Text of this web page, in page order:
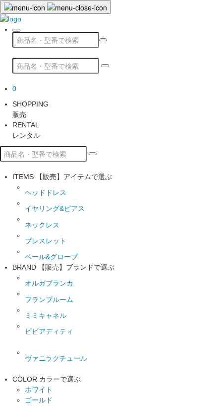
0
SHOPPING
販売
RENTAL
レンタル
ITEMS 【販売】アイテムで選ぶ
ヘッドドレス
イヤリング&ピアス
ネックレス
ブレスレット
ベール&グローブ
BRAND
【販売】ブランドで選ぶ
オルガブランカ
フランブルーム
ミミキャネル
ビビアディティ
ヴァニラクチュール
COLOR カラーで選ぶ
ホワイト
ゴールド